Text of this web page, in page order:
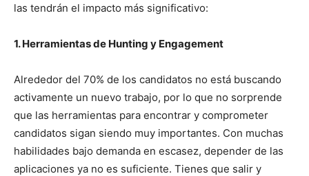
las tendrán el impacto más significativo:
1. Herramientas de Hunting y Engagement
Alrededor del 70% de los candidatos no está buscando
activamente un nuevo trabajo, por lo que no sorprende
que las herramientas para encontrar y comprometer
candidatos sigan siendo muy importantes. Con muchas
habilidades bajo demanda en escasez, depender de las
aplicaciones ya no es suficiente. Tienes que salir y